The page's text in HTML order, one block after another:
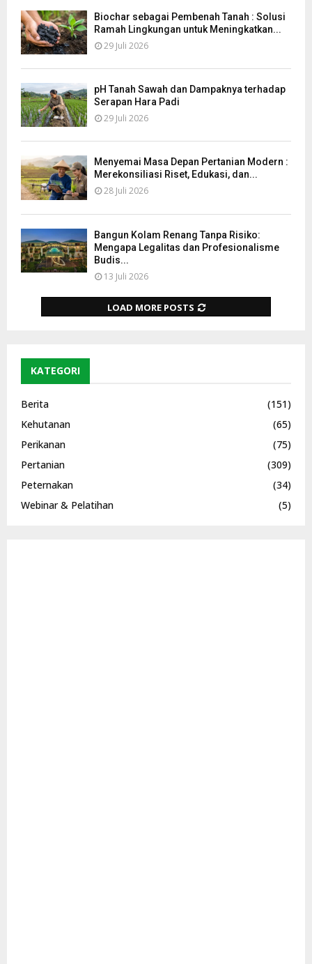
Biochar sebagai Pembenah Tanah : Solusi
Ramah Lingkungan untuk Meningkatkan...
29 Juli 2026
pH Tanah Sawah dan Dampaknya terhadap
Serapan Hara Padi
29 Juli 2026
Menyemai Masa Depan Pertanian Modern :
Merekonsiliasi Riset, Edukasi, dan...
28 Juli 2026
Bangun Kolam Renang Tanpa Risiko:
Mengapa Legalitas dan Profesionalisme
Budis...
13 Juli 2026
LOAD MORE POSTS
KATEGORI
Berita
(151)
Kehutanan
(65)
Perikanan
(75)
Pertanian
(309)
Peternakan
(34)
Webinar & Pelatihan
(5)